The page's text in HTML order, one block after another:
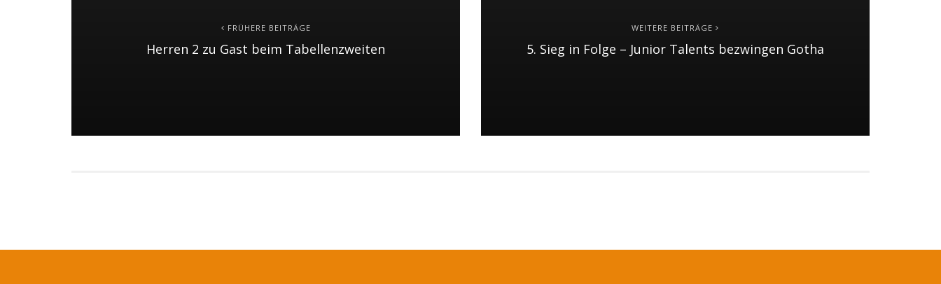
FRÜHERE BEITRÄGE
Herren 2 zu Gast beim Tabellenzweiten
WEITERE BEITRÄGE
5. Sieg in Folge – Junior Talents bezwingen Gotha